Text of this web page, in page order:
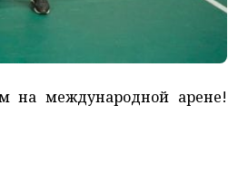
на международной арене!